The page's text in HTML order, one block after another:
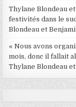
Thylane Blondeau
festivités dans le
Blondeau et
« Nous avons
mois, donc il fallait
Thylane Blondeau